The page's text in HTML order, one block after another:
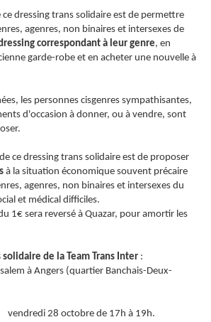
ce dressing trans solidaire est de permettre
agenres, non binaires et intersexes de
correspondant à leur genre, en
garde-robe et en acheter une nouvelle à
les personnes cisgenres sympathisantes,
d'occasion à donner, ou à vendre, sont
de ce dressing trans solidaire est de proposer
à la situation économique souvent précaire
agenres, non binaires et intersexes du
et médical difficiles.
1€ sera reversé à Quazar, pour amortir les
de la Team Trans Inter :
à Angers (quartier Banchais-Deux-
28 octobre de 17h à 19h.